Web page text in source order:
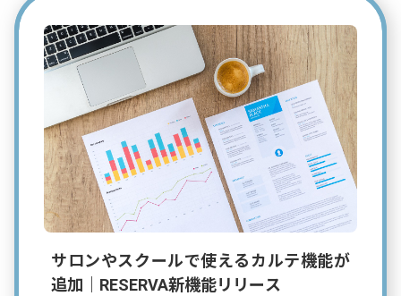
サロンやスクールで使えるカルテ機能が
追加｜RESERVA新機能リリース